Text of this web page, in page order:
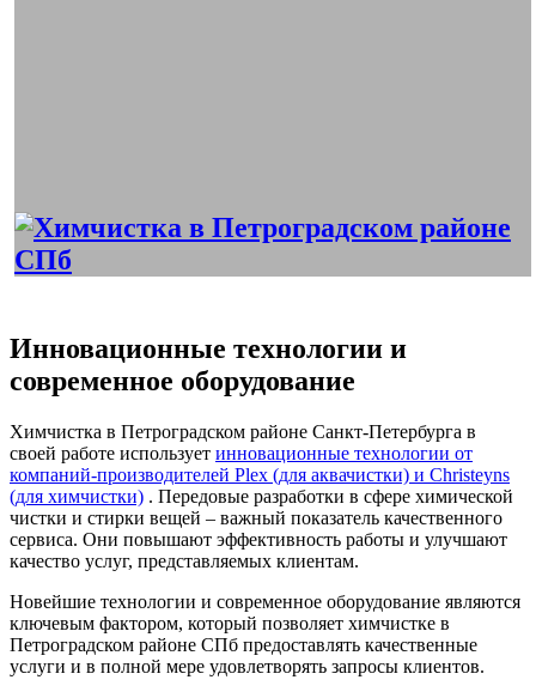
Инновационные технологии и
современное оборудование
Химчистка в Петроградском районе Санкт-Петербурга в
своей работе использует инновационные технологии от
компаний-производителей Plex (для аквачистки) и Christeyns
(для химчистки) . Передовые разработки в сфере химической
чистки и стирки вещей – важный показатель качественного
сервиса. Они повышают эффективность работы и улучшают
качество услуг, представляемых клиентам.
Новейшие технологии и современное оборудование являются
ключевым фактором, который позволяет химчистке в
Петроградском районе СПб предоставлять качественные
услуги и в полной мере удовлетворять запросы клиентов.